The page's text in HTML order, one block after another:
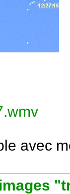
avec